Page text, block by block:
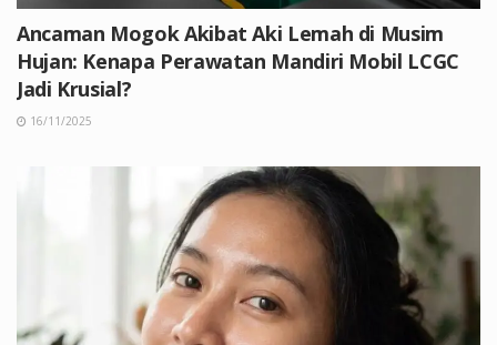
Ancaman Mogok Akibat Aki Lemah di Musim
Hujan: Kenapa Perawatan Mandiri Mobil LCGC
Jadi Krusial?
16/11/2025